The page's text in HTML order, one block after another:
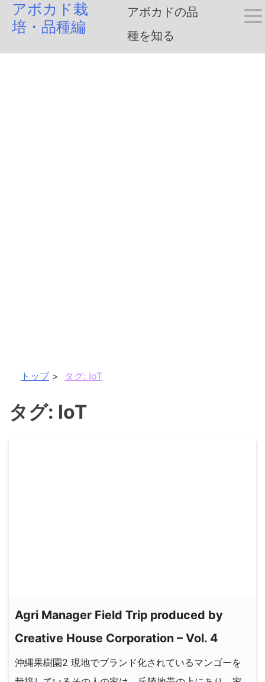
Skipアボカド栽
培・品種編
アボカドの品
種を知る
トップ タグ: IoT
タグ: IoT
Agri Manager Field Trip produced by
Creative House Corporation – Vol. 4
沖縄果樹園2 現地でブランド化されているマンゴーを